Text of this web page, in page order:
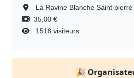
La Ravine Blanche Saint
35,00 €
1518 visiteurs
🎉